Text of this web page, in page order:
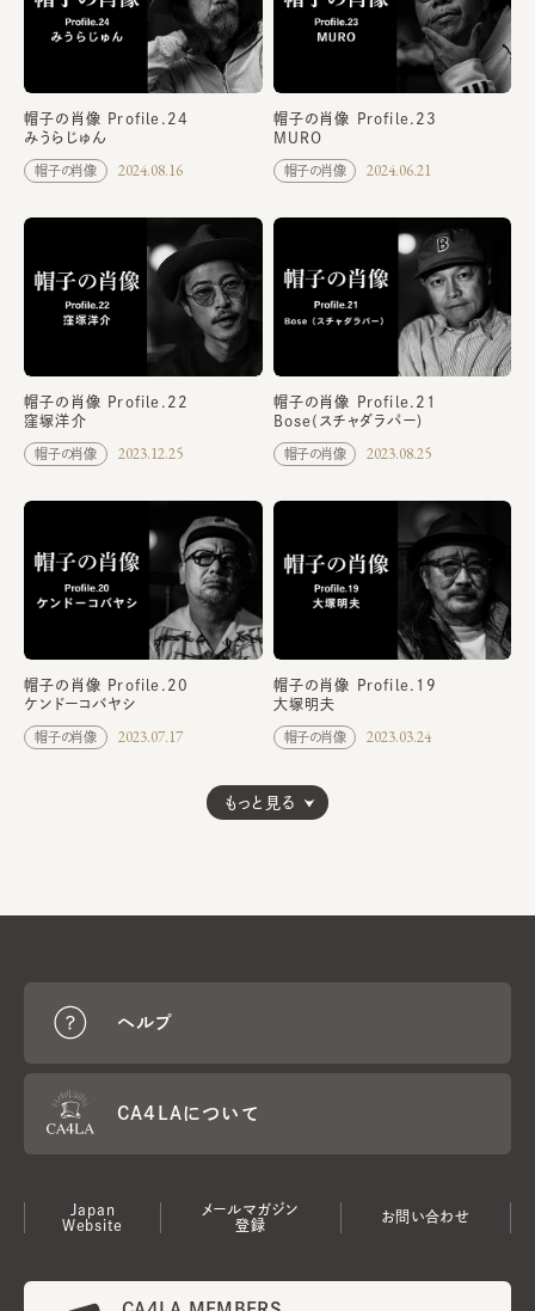
帽子の肖像 2024.08.16
帽子の肖像 Profile.24
みうらじゅん
帽子の肖像 2024.06.21
帽子の肖像 Profile.23
MURO
帽子の肖像 2023.12.25
帽子の肖像 Profile.22
窪塚洋介
帽子の肖像 2023.08.25
帽子の肖像 Profile.21
Bose(スチャダラパー)
帽子の肖像 2023.07.17
帽子の肖像 Profile.20
ケンドーコバヤシ
帽子の肖像 2023.03.24
帽子の肖像 Profile.19
大塚明夫
もっと見る
ヘルプ
CA4LAについて
Japan
Website
メールマガジン
登録
お問い合わせ